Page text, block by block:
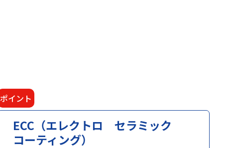
ポイント
ECC（エレクトロ セラミック
コーティング）